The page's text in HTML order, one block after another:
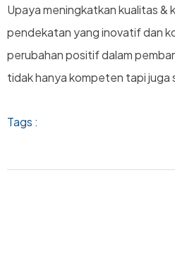
Upaya meningkatkan kualitas &
pendekatan yang inovatif dan
perubahan positif dalam
tidak hanya kompeten tapi juga
Tags :